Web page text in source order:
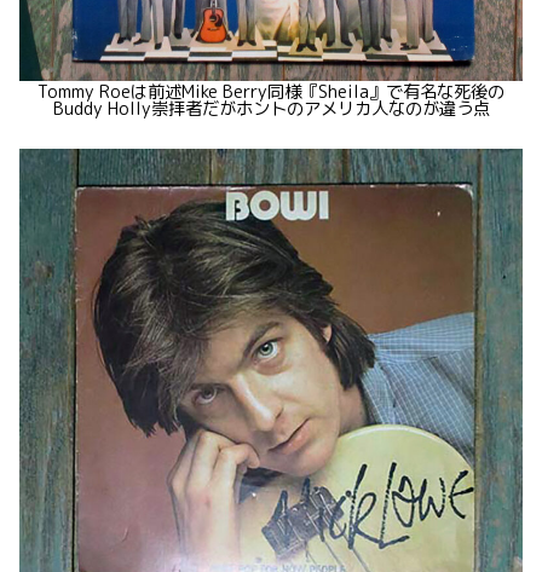
Tommy Roeは前述Mike Berry同様『Sheila』で有名な死後の
Buddy Holly崇拝者だがホントのアメリカ人なのが違う点